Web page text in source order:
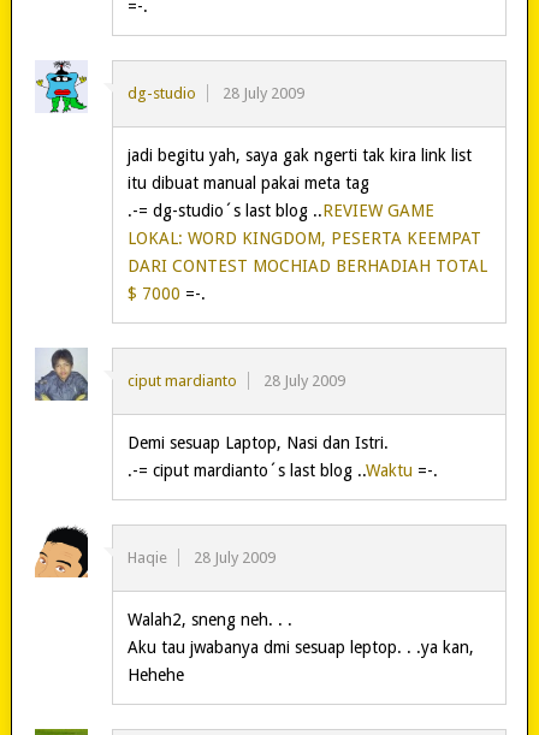
=-.
dg-studio 28 July 2009
jadi begitu yah, saya gak ngerti tak kira link list
itu dibuat manual pakai meta tag
.-= dg-studio´s last blog ..REVIEW GAME
LOKAL: WORD KINGDOM, PESERTA KEEMPAT
DARI CONTEST MOCHIAD BERHADIAH TOTAL
$ 7000 =-.
ciput mardianto 28 July 2009
Demi sesuap Laptop, Nasi dan Istri.
.-= ciput mardianto´s last blog ..Waktu =-.
Haqie 28 July 2009
Walah2, sneng neh. . .
Aku tau jwabanya dmi sesuap leptop. . .ya kan,
Hehehe